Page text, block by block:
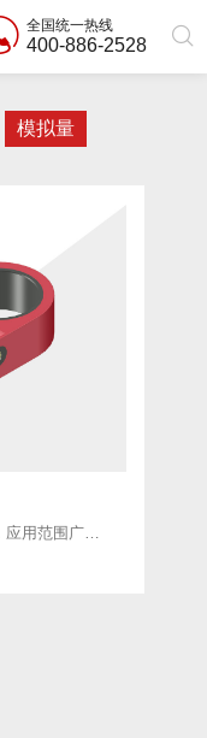
全国统一热线
400-886-2528
模拟量
模拟量输出，电压电流可选择，应用范围广泛。